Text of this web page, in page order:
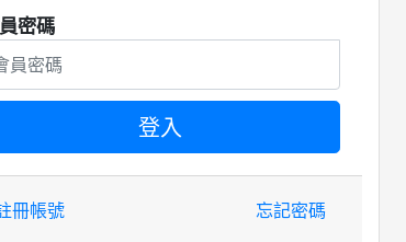
密碼
冊帳號 忘記密碼